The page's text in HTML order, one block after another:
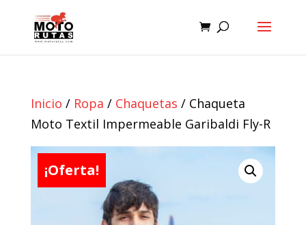
Inicio / Ropa / Chaquetas / Chaqueta
Moto Textil Impermeable Garibaldi Fly-R
¡Oferta!